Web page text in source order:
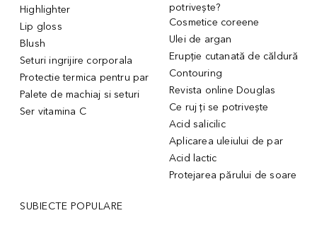
Highlighter
Lip gloss
Blush
Seturi ingrijire corporala
Protectie termica pentru par
Palete de machiaj si seturi
Ser vitamina C
potrivește?
Cosmetice coreene
Ulei de argan
Erupție cutanată de căldură
Contouring
Revista online Douglas
Ce ruj ți se potrivește
Acid salicilic
Aplicarea uleiului de par
Acid lactic
Protejarea părului de soare
SUBIECTE POPULARE